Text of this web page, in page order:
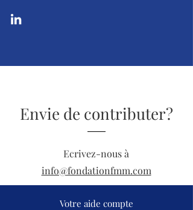
Envie de contributer?
Ecrivez-nous à
info@fondationfmm.com
Votre aide compte